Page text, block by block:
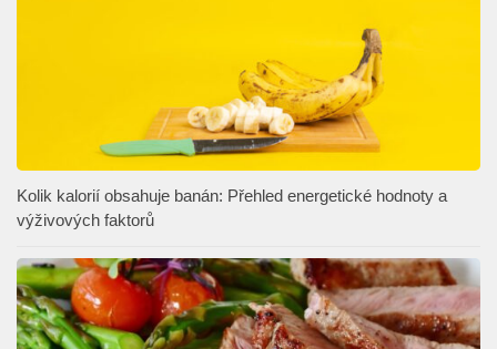
Kolik kalorií obsahuje banán: Přehled energetické hodnoty a
výživových faktorů